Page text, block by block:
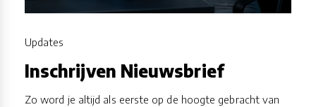
Updates
Inschrijven Nieuwsbrief
Zo word je altijd als eerste op de hoogte gebracht van